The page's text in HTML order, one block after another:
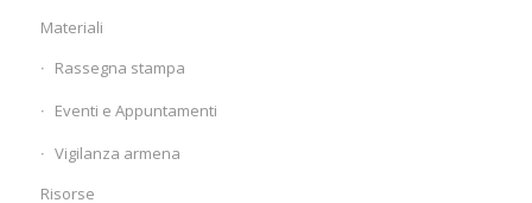
Materiali
Rassegna stampa
Eventi e Appuntamenti
Vigilanza armena
Risorse